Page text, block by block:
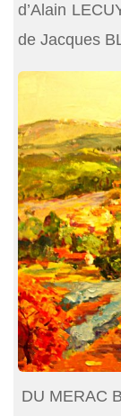
d’Alain
de Jacques
DU MERAC